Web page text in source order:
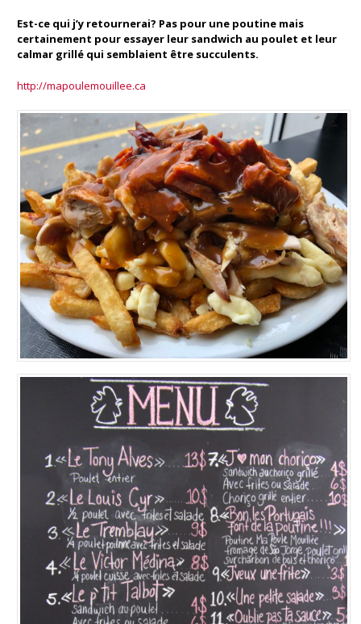
Est-ce qui j’y retournerai? Pas pour une poutine mais
certainement pour essayer leur sandwich au poulet et leur
calmar grillé qui semblaient être succulents.
http://mapoulemouillee.ca